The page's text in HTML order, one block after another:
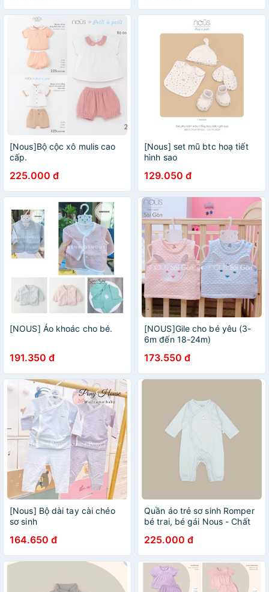
[Nous]Bộ cộc xô mulis cao
cấp.
225.000 đ
[Nous] set mũ btc hoạ tiết
hình sao
129.050 đ
[NOUS] Áo khoác cho bé.
191.350 đ
[NOUS]Gile cho bé yêu (3-
6m đến 18-24m)
173.550 đ
[Nous] Bộ dài tay cài chéo
sơ sinh
164.650 đ
Quần áo trẻ sơ sinh Romper
bé trai, bé gái Nous - Chất
5kg)
225.000 đ